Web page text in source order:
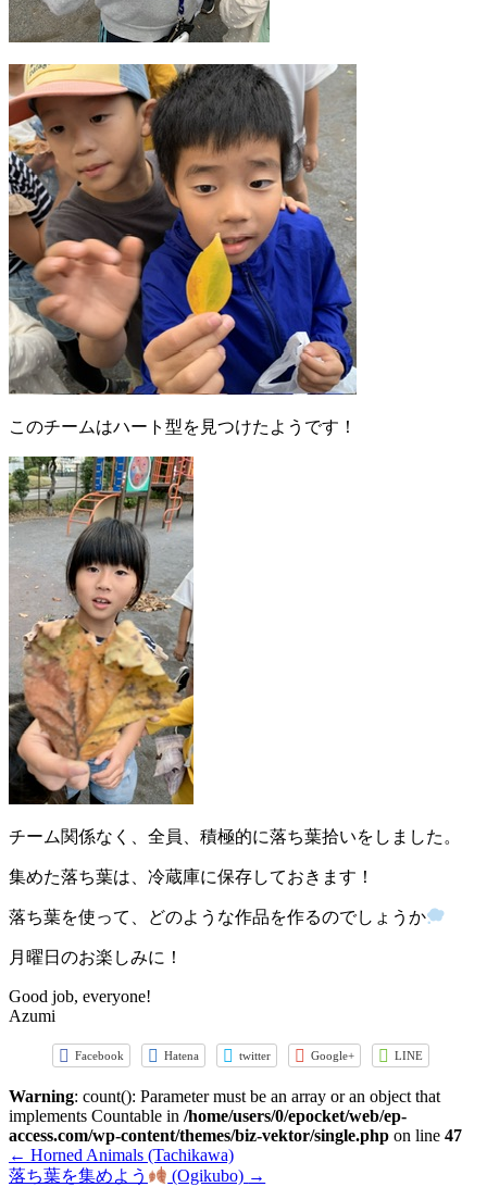
このチームはハート型を見つけたようです！
チーム関係なく、全員、積極的に落ち葉拾いをしました。
集めた落ち葉は、冷蔵庫に保存しておきます！
落ち葉を使って、どのような作品を作るのでしょうか
月曜日のお楽しみに！
Good job, everyone!
Azumi
Facebook Hatena twitter Google+ LINE
Warning: count(): Parameter must be an array or an object that
implements Countable in /home/users/0/epocket/web/ep-
access.com/wp-content/themes/biz-vektor/single.php on line 47
← Horned Animals (Tachikawa)
落ち葉を集めよう
(Ogikubo) →